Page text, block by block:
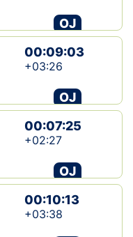
OJ
00:09:03
+03:26
OJ
00:07:25
+02:27
OJ
00:10:13
+03:38